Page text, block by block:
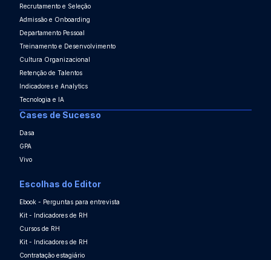
Recrutamento e Seleção
Admissão e Onboarding
Departamento Pessoal
Treinamento e Desenvolvimento
Cultura Organizacional
Retenção de Talentos
Indicadores e Analytics
Tecnologia e IA
Cases de Sucesso
Dasa
GPA
Vivo
Escolhas do Editor
Ebook - Perguntas para entrevista
Kit - Indicadores de RH
Cursos de RH
Kit - Indicadores de RH
Contratação estagiário